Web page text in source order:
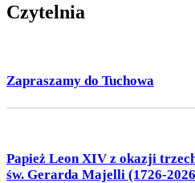
Czytelnia
Zapraszamy do Tuchowa
Papież Leon XIV z okazji
św. Gerarda Majelli (1726-